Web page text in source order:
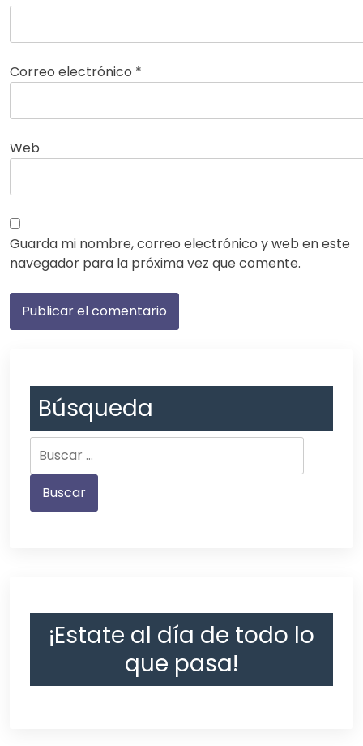
Correo electrónico *
Web
Guarda mi nombre, correo electrónico y web en este
navegador para la próxima vez que comente.
Búsqueda
¡Estate al día de todo lo
que pasa!